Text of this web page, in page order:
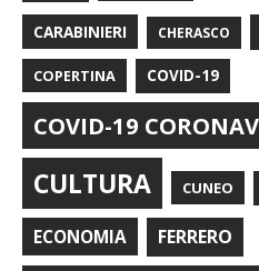
CARABINIERI CHERASCO
COPERTINA COVID-19
COVID-19
CULTURA CUNEO
ECONOMIA FERRERO